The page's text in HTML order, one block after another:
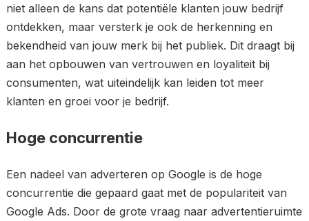
niet alleen de kans dat potentiële klanten jouw bedrijf
ontdekken, maar versterk je ook de herkenning en
bekendheid van jouw merk bij het publiek. Dit draagt bij
aan het opbouwen van vertrouwen en loyaliteit bij
consumenten, wat uiteindelijk kan leiden tot meer
klanten en groei voor je bedrijf.
Hoge concurrentie
Een nadeel van adverteren op Google is de hoge
concurrentie die gepaard gaat met de populariteit van
Google Ads. Door de grote vraag naar advertentieruimte